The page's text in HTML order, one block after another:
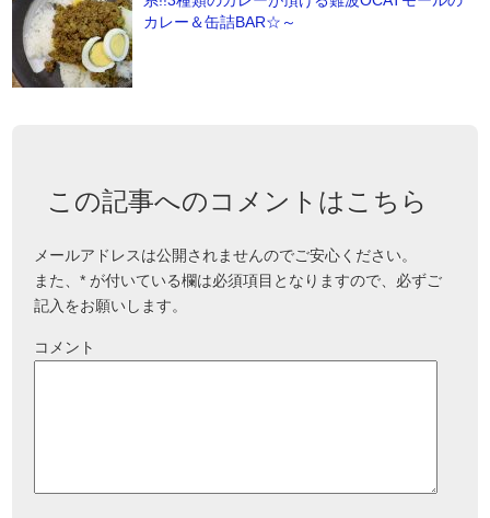
カレー＆缶詰BAR☆～
この記事へのコメントはこちら
メールアドレスは公開されませんのでご安心ください。
また、* が付いている欄は必須項目となりますので、必ずご
記入をお願いします。
コメント